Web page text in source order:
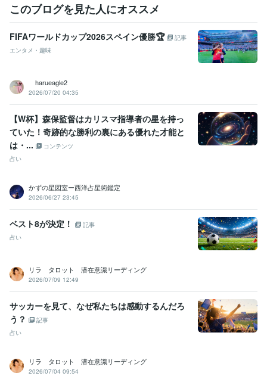
このブログを見た人にオススメ
FIFAワールドカップ2026スペイン優勝🏆
記事
エンタメ・趣味
harueagle2
2026/07/20 04:35
【W杯】森保監督はカリスマ指導者の星を持っ
ていた！奇跡的な勝利の裏にある優れた才能と
は・...
コンテンツ
占い
かずの星図室ー西洋占星術鑑定
2026/06/27 23:45
ベスト8が決定！
記事
占い
リラ タロット 潜在意識リーディング
2026/07/09 12:49
サッカーを見て、なぜ私たちは感動するんだろ
う？
記事
占い
リラ タロット 潜在意識リーディング
2026/07/04 09:54